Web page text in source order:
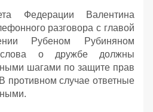
Федерации Валентина
разговора с главой
Рубеном Рубиняном
слова о дружбе должны
шагами по защите прав
противном случае ответные